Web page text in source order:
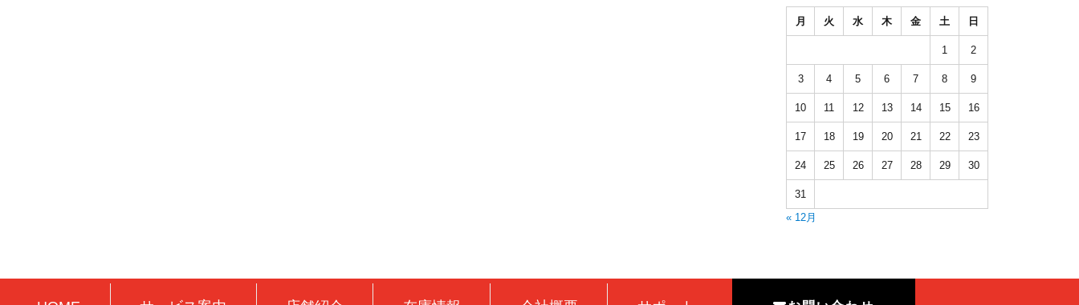
月 火 水 木 金 土 日
1 2
3 4 5 6 7 8 9
10 11 12 13 14 15 16
17 18 19 20 21 22 23
24 25 26 27 28 29 30
31
« 12月